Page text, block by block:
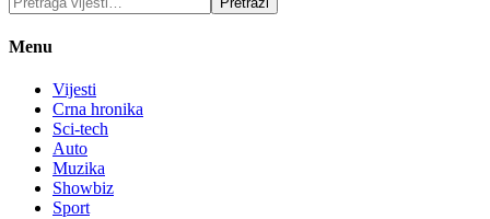
Menu
Vijesti
Crna hronika
Sci-tech
Auto
Muzika
Showbiz
Sport